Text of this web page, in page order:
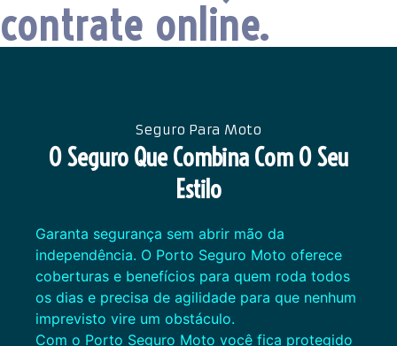
contrate online.
Seguro Para Moto
O Seguro Que Combina Com O Seu
Estilo
Garanta segurança sem abrir mão da
independência. O Porto Seguro Moto oferece
coberturas e benefícios para quem roda todos
os dias e precisa de agilidade para que nenhum
imprevisto vire um obstáculo.
Com o Porto Seguro Moto você fica protegido